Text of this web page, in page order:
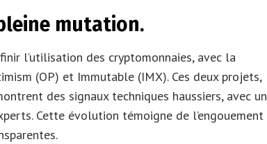
mutation.
l’utilisation des cryptomonnaies, avec la
(OP) et Immutable (IMX). Ces deux projets,
des signaux techniques haussiers, avec un
Cette évolution témoigne de l’engouement